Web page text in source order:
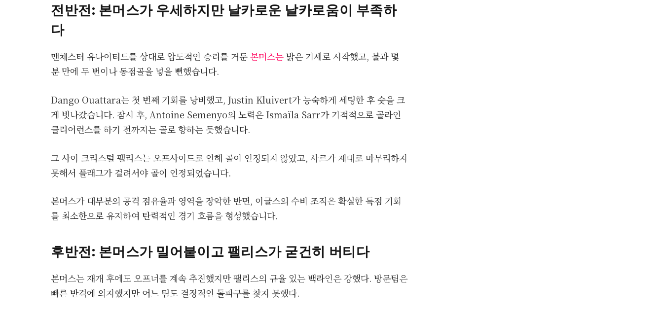
전반전: 본머스가 우세하지만 날카로운 날카로움이 부족하
다
맨체스터 유나이티드를 상대로 압도적인 승리를 거둔본머스는 밝은 기세로 시작했고, 불과 몇
분 만에 두 번이나 동점골을 넣을 뻔했습니다.
Dango Ouattara는 첫 번째 기회를 낭비했고, Justin Kluivert가 능숙하게 세팅한 후 슛을 크
게 빗나갔습니다. 잠시 후, Antoine Semenyo의 노력은 Ismaïla Sarr가 기적적으로 골라인
클리어런스를 하기 전까지는 골로 향하는 듯했습니다.
그 사이 크리스털 팰리스는 오프사이드로 인해 골이 인정되지 않았고, 사르가 제대로 마무리하지
못해서 플래그가 걸려서야 골이 인정되었습니다.
본머스가 대부분의 공격 점유율과 영역을 장악한 반면, 이글스의 수비 조직은 확실한 득점 기회
를 최소한으로 유지하여 탄력적인 경기 흐름을 형성했습니다.
후반전: 본머스가 밀어붙이고 팰리스가 굳건히 버티다
본머스는 재개 후에도 오프너를 계속 추진했지만 팰리스의 규율 있는 백라인은 강했다. 방문팀은
빠른 반격에 의지했지만 어느 팀도 결정적인 돌파구를 찾지 못했다.